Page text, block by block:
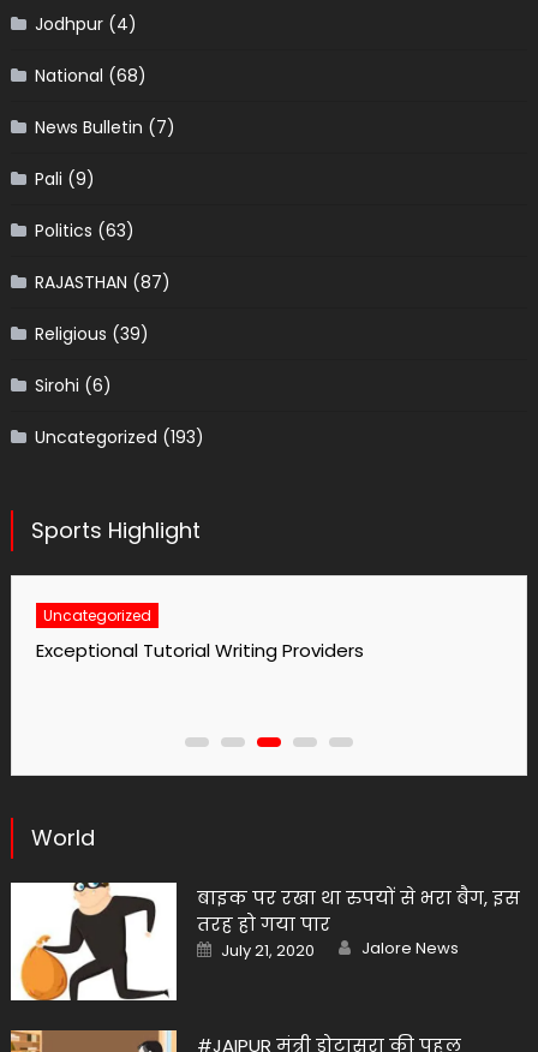
Jodhpur(4)
National (68)
News Bulletin (7)
Pali (9)
Politics (63)
RAJASTHAN (87)
Religious (39)
Sirohi (6)
Uncategorized (193)
Sports Highlight
Uncategorized
No1 Essay Writing Service Grabmyessay Com
World
बाइक पर रखा था रुपयों से भरा बैग, इस
तरह हो गया पार
Posted
on
July 21, 2020 Author
Jalore News
#JAIPUR मंत्री डोटासरा की पहल